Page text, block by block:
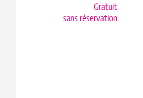
Gratuit
sans réservation